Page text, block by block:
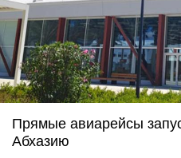
Прямые авиарейсы
Абхазию